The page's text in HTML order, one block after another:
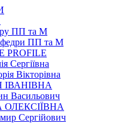
ПП та М
ПП та М
PROFILE
Сергіївна
Вікторівна
ІВАНІВНА
Васильович
Сергійович